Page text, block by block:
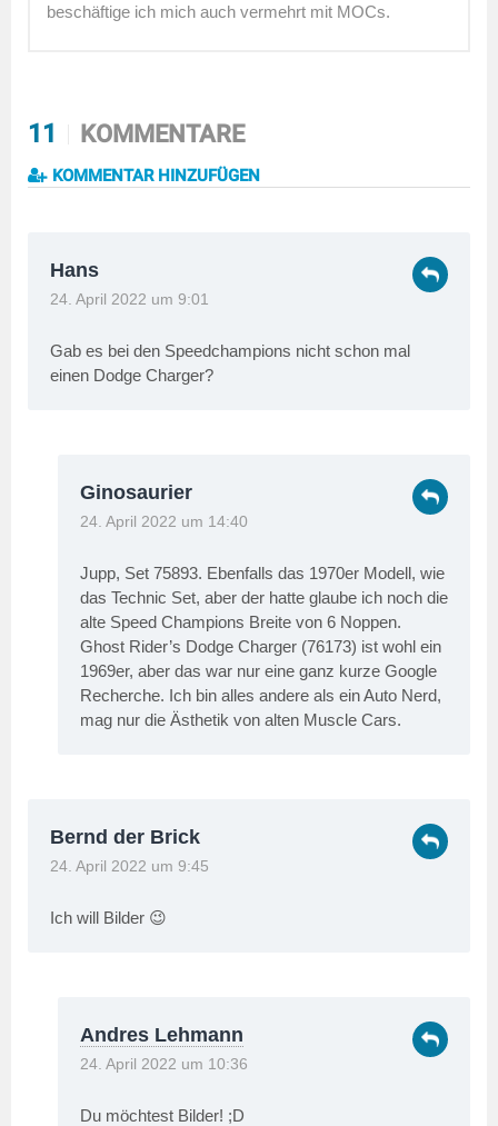
beschäftige ich mich auch vermehrt mit MOCs.
11 KOMMENTARE
KOMMENTAR HINZUFÜGEN
Hans
24. April 2022 um 9:01
Gab es bei den Speedchampions nicht schon mal
einen Dodge Charger?
Ginosaurier
24. April 2022 um 14:40
Jupp, Set 75893. Ebenfalls das 1970er Modell, wie
das Technic Set, aber der hatte glaube ich noch die
alte Speed Champions Breite von 6 Noppen.
Ghost Rider’s Dodge Charger (76173) ist wohl ein
1969er, aber das war nur eine ganz kurze Google
Recherche. Ich bin alles andere als ein Auto Nerd,
mag nur die Ästhetik von alten Muscle Cars.
Bernd der Brick
24. April 2022 um 9:45
Ich will Bilder 😉
Andres Lehmann
24. April 2022 um 10:36
Du möchtest Bilder! ;D